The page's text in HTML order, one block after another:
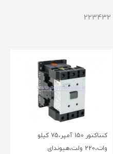
223432
کنتاکتور 150 آمپر،75 کیلو
وات،220 ولت،هیوندای